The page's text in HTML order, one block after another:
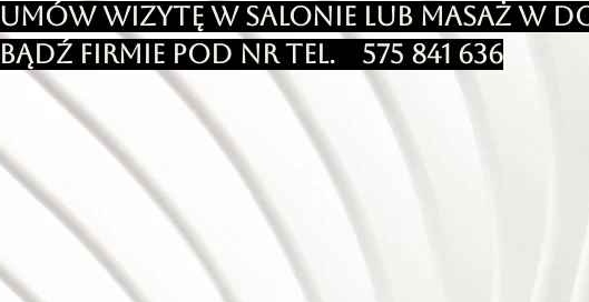
Umów wizytę w salonie lub masaż w
bądź firmie pod Nr Tel. 575 841 636